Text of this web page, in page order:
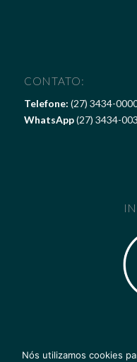
CONTATO:
Telefone: (27) 3434-
WhatsApp(27) 3434-
Nós utilizamos cookies